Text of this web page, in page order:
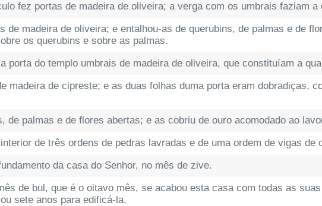
fez portas de madeira de oliveira; a verga com os umbrais faziam a
de madeira de oliveira; e entalhou-as de querubins, de palmas e de
os querubins e sobre as palmas.
porta do templo umbrais de madeira de oliveira, que constituíam a
madeira de cipreste; e as duas folhas duma porta eram dobradiças,
de palmas e de flores abertas; e as cobriu de ouro acomodado ao
de três ordens de pedras lavradas e de uma ordem de vigas de
da casa do Senhor, no mês de zive.
de bul, que é o oitavo mês, se acabou esta casa com todas as
sete anos para edificá-la.